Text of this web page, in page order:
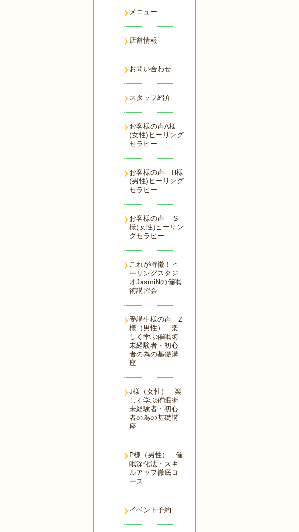
メニュー
店舗情報
お問い合わせ
スタッフ紹介
お客様の声A様
(女性)ヒーリング
セラピー
お客様の声 H様
(男性)ヒーリング
セラピー
お客様の声 S
様(女性)ヒーリン
グセラピー
これが特徴！ヒ
ーリングスタジ
オJasmiNの催眠
術講習会
受講生様の声 Z
様（男性） 楽
しく学ぶ催眠術
未経験者・初心
者の為の基礎講
座
J様（女性） 楽
しく学ぶ催眠術
未経験者・初心
者の為の基礎講
座
P様（男性） 催
眠深化法・スキ
ルアップ徹底コ
ース
イベント予約